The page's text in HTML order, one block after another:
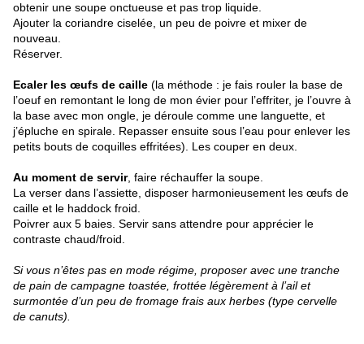
obtenir une soupe onctueuse et pas trop liquide.
Ajouter la coriandre ciselée, un peu de poivre et mixer de
nouveau.
Réserver.
Ecaler les œufs de caille (la méthode : je fais rouler la base de
l’oeuf en remontant le long de mon évier pour l’effriter, je l’ouvre à
la base avec mon ongle, je déroule comme une languette, et
j’épluche en spirale. Repasser ensuite sous l’eau pour enlever les
petits bouts de coquilles effritées). Les couper en deux.
Au moment de servir, faire réchauffer la soupe.
La verser dans l’assiette, disposer harmonieusement les œufs de
caille et le haddock froid.
Poivrer aux 5 baies. Servir sans attendre pour apprécier le
contraste chaud/froid.
Si vous n’êtes pas en mode régime, proposer avec une tranche
de pain de campagne toastée, frottée légèrement à l’ail et
surmontée d’un peu de fromage frais aux herbes (type cervelle
de canuts).